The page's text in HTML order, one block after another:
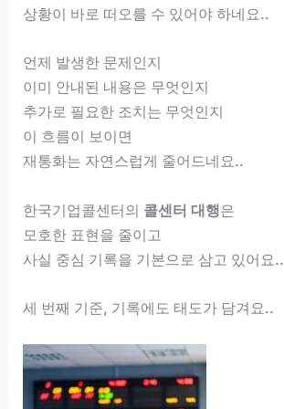
상황이 바로 떠오를 수 있어야 하네요..
언제 발생한 문제인지
이미 안내된 내용은 무엇인지
추가로 필요한 조치는 무엇인지
이 흐름이 보이면
재통화는 자연스럽게 줄어드네요..
한국기업콜센터의 콜센터 대행은
모호한 표현을 줄이고
사실 중심 기록을 기본으로 삼고 있어요..
세 번째 기준, 기록에도 태도가 담겨요..